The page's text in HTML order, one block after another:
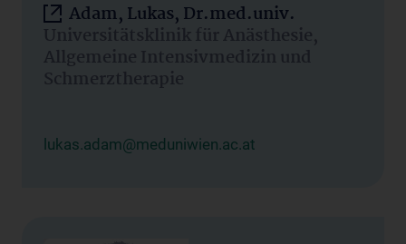
Adam, Lukas, Dr.med.univ.
Universitätsklinik für Anästhesie,
Allgemeine Intensivmedizin und
Schmerztherapie
lukas.adam@meduniwien.ac.at